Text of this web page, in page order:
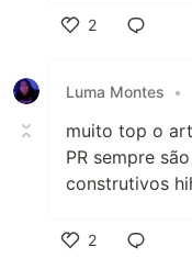
2
Luma Montes
•
muito top o
PR sempre
construtivos
2